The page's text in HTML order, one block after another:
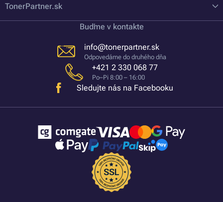
TonerPartner.sk
Buďme v kontakte
info@tonerpartner.sk
Odpovedáme do druhého dňa
+421 2 330 068 77
Po–Pi 8:00 – 16:00
Sledujte nás na Facebooku